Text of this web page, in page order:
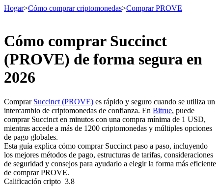
Futuros
Futuros del USDT
Futuros que utilizan USDT como garantía
Hogar>Cómo comprar criptomonedas>Comprar PROVE
Cómo comprar Succinct
(PROVE) de forma segura en
2026
Comprar Succinct (PROVE) es rápido y seguro cuando se utiliza un
intercambio de criptomonedas de confianza. En Bitrue, puede
comprar Succinct en minutos con una compra mínima de 1 USD,
mientras accede a más de 1200 criptomonedas y múltiples opciones
de pago globales.
Esta guía explica cómo comprar Succinct paso a paso, incluyendo
los mejores métodos de pago, estructuras de tarifas, consideraciones
de seguridad y consejos para ayudarlo a elegir la forma más eficiente
de comprar PROVE.
Calificación cripto 3.8